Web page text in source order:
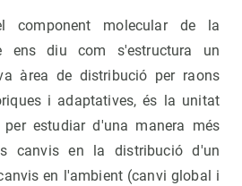
molecular de la
ens diu com s'estructura un
àrea de distribució per raons
i adaptatives, és la unitat
estudiar d'una manera més
canvis en la distribució d'un
en l'ambient (canvi global i